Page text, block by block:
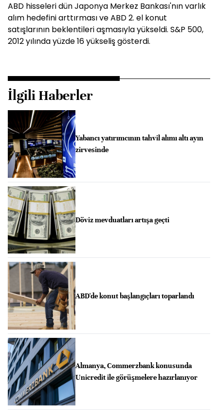
ABD hisseleri dün Japonya Merkez Bankası'nın varlık
alım hedefini arttırması ve ABD 2. el konut
satışlarının beklentileri aşmasıyla yükseldi. S&P 500,
2012 yılında yüzde 16 yükseliş gösterdi.
İlgili Haberler
Yabancı yatırımcının tahvil alımı altı ayın
zirvesinde
Döviz mevduatları artışa geçti
ABD'de konut başlangıçları toparlandı
Almanya, Commerzbank konusunda
Unicredit ile görüşmelere hazırlanıyor